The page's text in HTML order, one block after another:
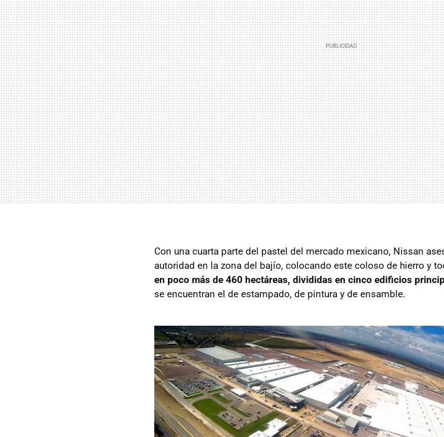
Con una cuarta parte del pastel del mercado mexicano, Nissan
autoridad en la zona del bajío, colocando este coloso de hierro y
en poco más de 460 hectáreas, divididas en cinco edificios
se encuentran el de estampado, de pintura y de ensamble.